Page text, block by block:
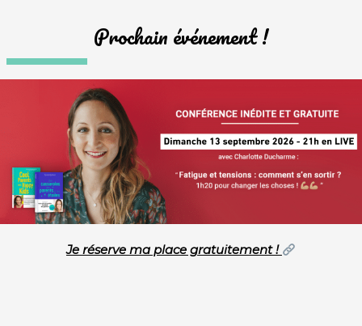
Prochain événement !
Je réserve ma place gratuitement !